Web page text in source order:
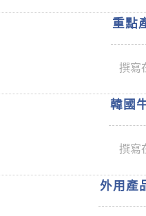
重點
撰寫
韓國
撰寫
外用產